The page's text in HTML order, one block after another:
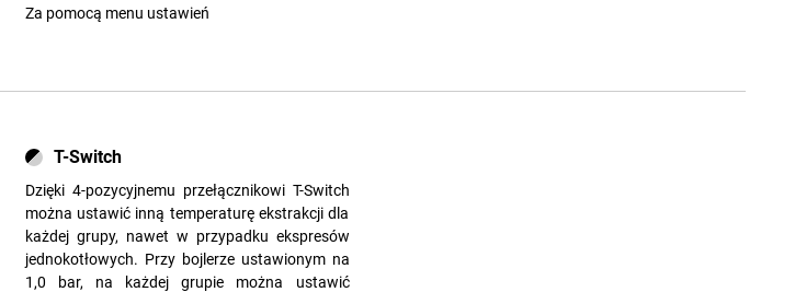
Za pomocą menu ustawień
T-Switch
Dzięki 4-pozycyjnemu przełącznikowi T-Switch
można ustawić inną temperaturę ekstrakcji dla
każdej grupy, nawet w przypadku ekspresów
jednokotłowych. Przy bojlerze ustawionym na
1,0 bar, na każdej grupie można ustawić